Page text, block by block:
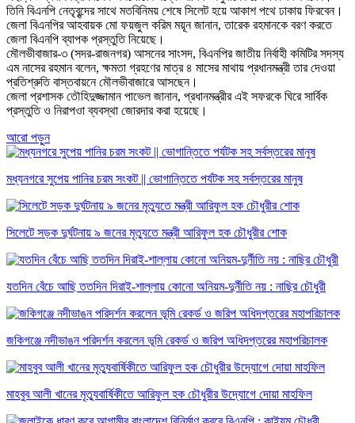
তিনি বিএনপি নেতৃবৃন্দের সাথে মতবিনিময় শেষে সিলেট হয়ে আকাশ পথে ঢাকায় ফিরবেন।
জেলা বিএনপির আহবায়ক মো ফয়জুল করিম ময়ূন জানান, তারেক রহমানকে বরণ করতে
জেলা বিএনপি ব্যাপক প্রস্তুতি নিয়েছে।
মৌলভীবাজার-৩ (সদর-রাজনগর) আসনের সাংসদ, বিএনপির জাতীয় নির্বাহী কমিটির সদস্য
এম নাসের রহমান বলেন, ক্ষমতা গ্রহণের মাত্র ৪ মাসের মাথায় প্রধানমন্ত্রী তার দেওয়া
প্রতিশ্রুতি বাস্তবায়নে মৌলভীবাজারে আসছেন।
জেলা প্রশাসক তৌহিদুজ্জামান পাভেল জানান, প্রধানমন্ত্রীর এই সফরকে ঘিরে সার্বিক
প্রস্তুতি ও নিরাপওা ব্যবস্থা জোরদার করা হয়েছে।
আরো পড়ুন
মধ্যনগরে সুপেয় পানির চরম সংকট || ভোগান্তিতে পর্যটক সহ সর্বস্তরের মানুষ
সিলেটে সড়ক দুর্ঘটনায় ৯ জনের মৃত্যুতে মন্ত্রী আরিফুল হক চৌধুরীর শোক
যতদিন বেঁচে আছি ততদিন দিরাই-শাল্লায় কোনো অনিয়ম-দুর্নীতি নয় : নাছির চৌধুরী
জকিগঞ্জে নদীভাঙন পরিদর্শন করলেন ভূমি রেকর্ড ও জরিপ অধিদপ্তরের মহাপরিচালক
মাহবুব আলী খানের মৃত্যুবার্ষিকীতে আরিফুল হক চৌধুরীর উদ্যোগে দোয়া মাহফিল